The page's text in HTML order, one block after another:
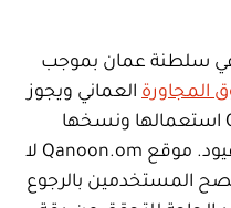
في سلطنة عمان بموجب
المجاورة العماني ويجوز
لمستخدمي موقع Qanoon.om استعمالها ونسخها
ونشرها وترجمتها مجانا ودون قيود. موقع Qanoon.om لا
المستخدمين بالرجوع